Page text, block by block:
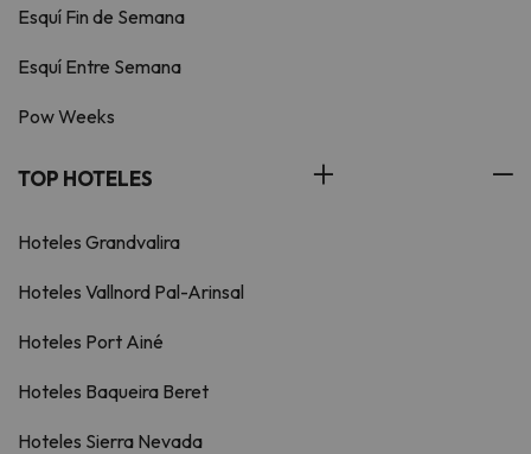
Esquí Fin de Semana
Esquí Entre Semana
Pow Weeks
TOP HOTELES
Hoteles Grandvalira
Hoteles Vallnord Pal-Arinsal
Hoteles Port Ainé
Hoteles Baqueira Beret
Hoteles Sierra Nevada